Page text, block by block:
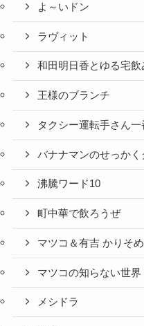
よ～いドン
ラヴィット
和田明日香とゆる宅飲
王様のブランチ
タクシー運転手さん
バナナマンのせっかく
沸騰ワード10
町中華で飲ろうぜ
マツコ＆有吉 かりそ
マツコの知らない世界
メシドラ